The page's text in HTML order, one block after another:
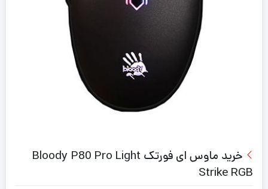
خرید ماوس ای فورتک Bloody P80 Pro Light
Strike RGB